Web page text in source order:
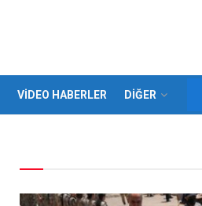
VİDEO HABERLER DİĞER